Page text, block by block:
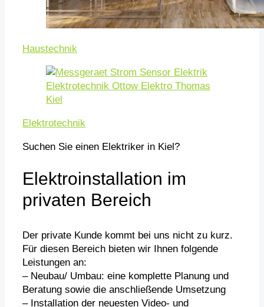
Haustechnik
Elektrotechnik
Suchen Sie einen Elektriker in Kiel?
Elektroinstallation im
privaten Bereich
Der private Kunde kommt bei uns nicht zu kurz.
Für diesen Bereich bieten wir Ihnen folgende
Leistungen an:
– Neubau/ Umbau: eine komplette Planung und
Beratung sowie die anschließende Umsetzung
– Installation der neuesten Video- und